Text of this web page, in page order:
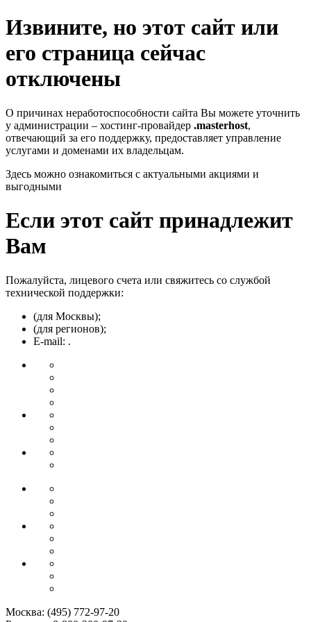
Извините, но этот сайт или
его страница сейчас
отключены
О причинах неработоспособности сайта Вы можете уточнить
у администрации – хостинг-провайдер .masterhost,
отвечающий за его поддержку, предоставляет управление
услугами и доменами их владельцам.
Здесь можно ознакомиться с актуальными акциями и
выгодными
Если этот сайт принадлежит
Вам
Пожалуйста, лицевого счета или свяжитесь со службой
технической поддержки:
(для Москвы);
(для регионов);
E-mail: .
Москва: (495) 772-97-20